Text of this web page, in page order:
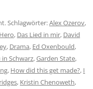
Schlagwörter:Alex Ozerov,
, Das Lied in mir, David
, Drama, Ed Oxenbould,
in Schwarz,Garden State,
, How did this get made?, I
, Kristin Chenoweth,